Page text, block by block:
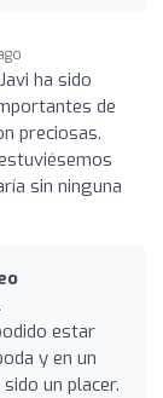
ha sido
de
preciosas.
sin ninguna
estar
y en un
un placer.